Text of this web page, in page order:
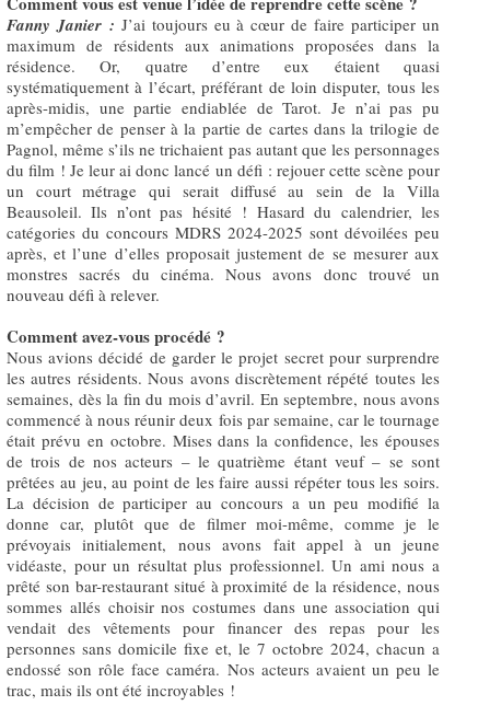
Fanny Janier : J’ai toujours eu à cœur de faire participer un
maximum de résidents aux animations proposées dans la
résidence. Or, quatre d’entre eux étaient quasi
systématiquement à l’écart, préférant de loin disputer, tous les
après-midis, une partie endiablée de Tarot. Je n’ai pas pu
m’empêcher de penser à la partie de cartes dans la trilogie de
Pagnol, même s’ils ne trichaient pas autant que les personnages
du film ! Je leur ai donc lancé un défi : rejouer cette scène pour
un court métrage qui serait diffusé au sein de la Villa
Beausoleil. Ils n’ont pas hésité ! Hasard du calendrier, les
catégories du concours MDRS 2024-2025 sont dévoilées peu
après, et l’une d’elles proposait justement de se mesurer aux
monstres sacrés du cinéma. Nous avons donc trouvé un
nouveau défi à relever.
Comment avez-vous procédé ?
Nous avions décidé de garder le projet secret pour surprendre
les autres résidents. Nous avons discrètement répété toutes les
semaines, dès la fin du mois d’avril. En septembre, nous avons
commencé à nous réunir deux fois par semaine, car le tournage
était prévu en octobre. Mises dans la confidence, les épouses
de trois de nos acteurs – le quatrième étant veuf – se sont
prêtées au jeu, au point de les faire aussi répéter tous les soirs.
La décision de participer au concours a un peu modifié la
donne car, plutôt que de filmer moi-même, comme je le
prévoyais initialement, nous avons fait appel à un jeune
vidéaste, pour un résultat plus professionnel. Un ami nous a
prêté son bar-restaurant situé à proximité de la résidence, nous
sommes allés choisir nos costumes dans une association qui
vendait des vêtements pour financer des repas pour les
personnes sans domicile fixe et, le 7 octobre 2024, chacun a
endossé son rôle face caméra. Nos acteurs avaient un peu le
trac, mais ils ont été incroyables !